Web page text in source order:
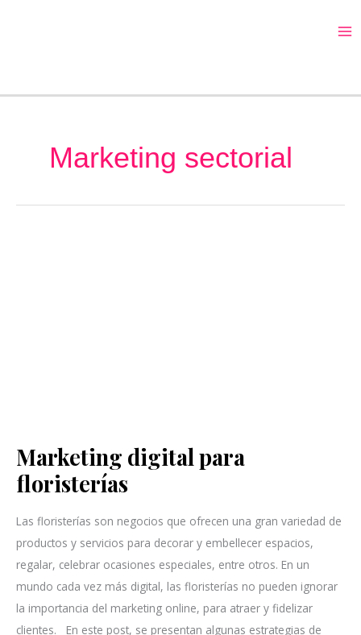
Marketing sectorial
Marketing digital para
floristerías
Las floristerías son negocios que ofrecen una gran variedad de
productos y servicios para decorar y embellecer espacios,
regalar, celebrar ocasiones especiales, entre otros. En un
mundo cada vez más digital, las floristerías no pueden ignorar
la importancia del marketing online, para atraer y fidelizar
clientes. En este post, se presentan algunas estrategias de
Marketing
digital
para
floristerías